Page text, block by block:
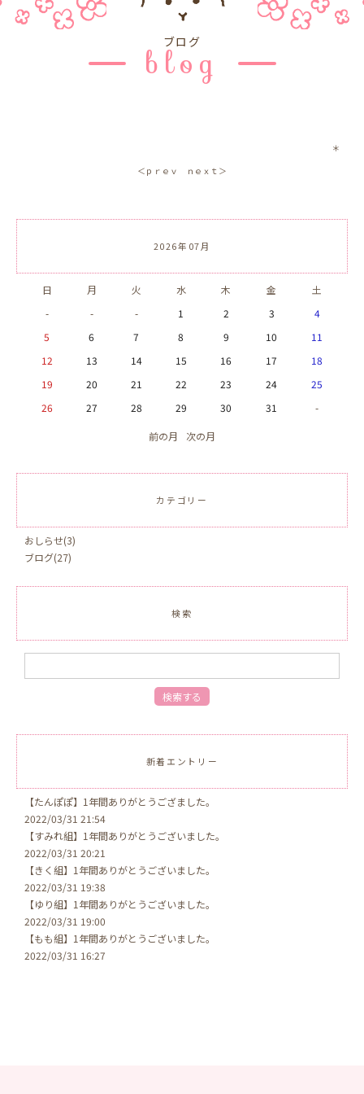
ブログ
blog
＊
＜ｐｒｅｖ
ｎｅｘｔ＞
2026年07月
日 月 火 水 木 金
土
-
- - 1 2 3
4
5
6 7 8 9 10
11
12
13 14 15 16 17
18
19
20 21 22 23 24
25
26
27 28 29 30 31 -
前の月 次の月
カテゴリー
おしらせ(3)
ブログ(27)
検索
新着エントリー
【たんぽぽ】1年間ありがとうござました。
2022/03/31 21:54
【すみれ組】1年間ありがとうございました。
2022/03/31 20:21
【きく組】1年間ありがとうございました。
2022/03/31 19:38
【ゆり組】1年間ありがとうございました。
2022/03/31 19:00
【もも組】1年間ありがとうございました。
2022/03/31 16:27